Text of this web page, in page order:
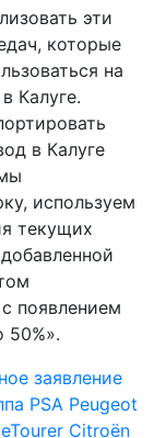
эти
которые
на
Калуге.
в Калуге
используем
текущих
появлением
50%».
заявление
PSA Peugeot
Citroёn